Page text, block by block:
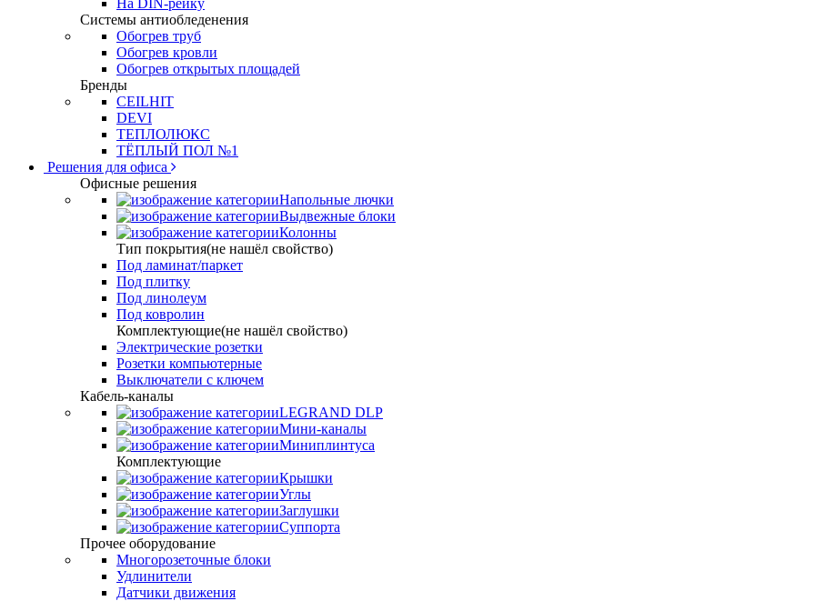
На DIN-рейку
Системы антиобледенения
Обогрев труб
Обогрев кровли
Обогрев открытых площадей
Бренды
CEILHIT
DEVI
ТЕПЛОЛЮКС
ТЁПЛЫЙ ПОЛ №1
Решения для офиса
Офисные решения
Напольные лючки
Выдвежные блоки
Колонны
Тип покрытия(не нашёл свойство)
Под ламинат/паркет
Под плитку
Под линолеум
Под ковролин
Комплектующие(не нашёл свойство)
Электрические розетки
Розетки компьютерные
Выключатели с ключем
Кабель-каналы
LEGRAND DLP
Мини-каналы
Миниплинтуса
Комплектующие
Крышки
Углы
Заглушки
Суппорта
Прочее оборудование
Многорозеточные блоки
Удлинители
Датчики движения